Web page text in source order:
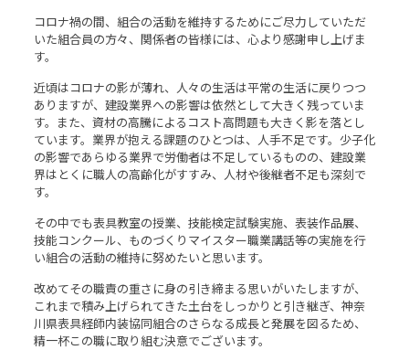
コロナ禍の間、組合の活動を維持するためにご尽力していただ
いた組合員の方々、関係者の皆様には、心より感謝申し上げま
す。
近頃はコロナの影が薄れ、人々の生活は平常の生活に戻りつつ
ありますが、建設業界への影響は依然として大きく残っていま
す。また、資材の高騰によるコスト高問題も大きく影を落とし
ています。業界が抱える課題のひとつは、人手不足です。少子化
の影響であらゆる業界で労働者は不足しているものの、建設業
界はとくに職人の高齢化がすすみ、人材や後継者不足も深刻で
す。
その中でも表具教室の授業、技能検定試験実施、表装作品展、
技能コンクール、ものづくりマイスター職業講話等の実施を行
い組合の活動の維持に努めたいと思います。
改めてその職責の重さに身の引き締まる思いがいたしますが、
これまで積み上げられてきた土台をしっかりと引き継ぎ、神奈
川県表具経師内装協同組合のさらなる成長と発展を図るため、
精一杯この職に取り組む決意でございます。